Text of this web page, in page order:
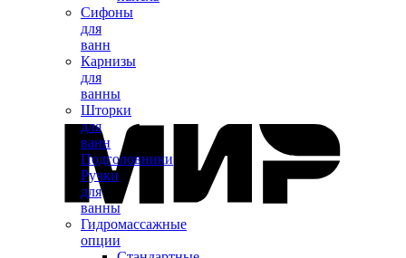
Сифоны
для
ванн
Карнизы
для
ванны
Шторки
для
ванн
Подголовники
Ручки
для
ванны
Гидромассажные
опции